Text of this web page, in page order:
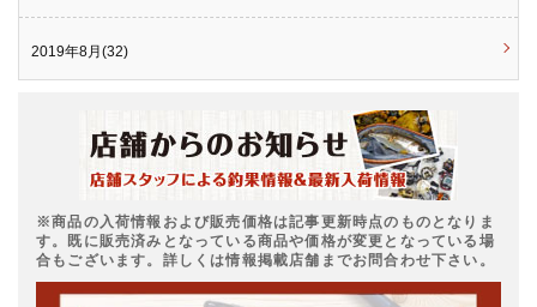
2019年8月(32)
※商品の入荷情報および販売価格は記事更新時点のものとなりま
す。既に販売済みとなっている商品や価格が変更となっている場
合もございます。詳しくは情報掲載店舗までお問合わせ下さい。